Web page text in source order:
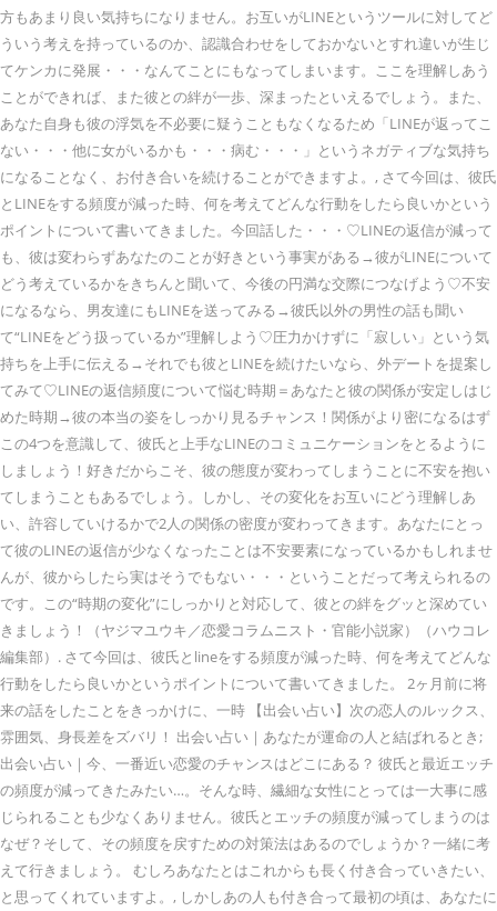
方もあまり良い気持ちになりません。お互いがLINEというツールに対してど
ういう考えを持っているのか、認識合わせをしておかないとすれ違いが生じ
てケンカに発展・・・なんてことにもなってしまいます。ここを理解しあう
ことができれば、また彼との絆が一歩、深まったといえるでしょう。また、
あなた自身も彼の浮気を不必要に疑うこともなくなるため「LINEが返ってこ
ない・・・他に女がいるかも・・・病む・・・」というネガティブな気持ち
になることなく、お付き合いを続けることができますよ。, さて今回は、彼氏
とLINEをする頻度が減った時、何を考えてどんな行動をしたら良いかという
ポイントについて書いてきました。今回話した・・・♡LINEの返信が減って
も、彼は変わらずあなたのことが好きという事実がある→彼がLINEについて
どう考えているかをきちんと聞いて、今後の円満な交際につなげよう♡不安
になるなら、男友達にもLINEを送ってみる→彼氏以外の男性の話も聞い
て“LINEをどう扱っているか”理解しよう♡圧力かけずに「寂しい」という気
持ちを上手に伝える→それでも彼とLINEを続けたいなら、外デートを提案し
てみて♡LINEの返信頻度について悩む時期＝あなたと彼の関係が安定しはじ
めた時期→彼の本当の姿をしっかり見るチャンス！関係がより密になるはず
この4つを意識して、彼氏と上手なLINEのコミュニケーションをとるように
しましょう！好きだからこそ、彼の態度が変わってしまうことに不安を抱い
てしまうこともあるでしょう。しかし、その変化をお互いにどう理解しあ
い、許容していけるかで2人の関係の密度が変わってきます。あなたにとっ
て彼のLINEの返信が少なくなったことは不安要素になっているかもしれませ
んが、彼からしたら実はそうでもない・・・ということだって考えられるの
です。この“時期の変化”にしっかりと対応して、彼との絆をグッと深めてい
きましょう！（ヤジマユウキ／恋愛コラムニスト・官能小説家）（ハウコレ
編集部）. さて今回は、彼氏とlineをする頻度が減った時、何を考えてどんな
行動をしたら良いかというポイントについて書いてきました。 2ヶ月前に将
来の話をしたことをきっかけに、一時 【出会い占い】次の恋人のルックス、
雰囲気、身長差をズバリ！ 出会い占い｜あなたが運命の人と結ばれるとき;
出会い占い｜今、一番近い恋愛のチャンスはどこにある？ 彼氏と最近エッチ
の頻度が減ってきたみたい…。そんな時、繊細な女性にとっては一大事に感
じられることも少なくありません。彼氏とエッチの頻度が減ってしまうのは
なぜ？そして、その頻度を戻すための対策法はあるのでしょうか？一緒に考
えて行きましょう。 むしろあなたとはこれからも長く付き合っていきたい、
と思ってくれていますよ。, しかしあの人も付き合って最初の頃は、あなたに